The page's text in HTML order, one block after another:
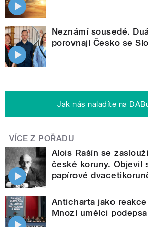
Neznámí sousedé.
porovnají Česko se
Jak nás naladíte na
VÍCE Z POŘADU
Alois Rašín se
české koruny. Objevil
papírové
Anticharta jako
Mnozí umělci